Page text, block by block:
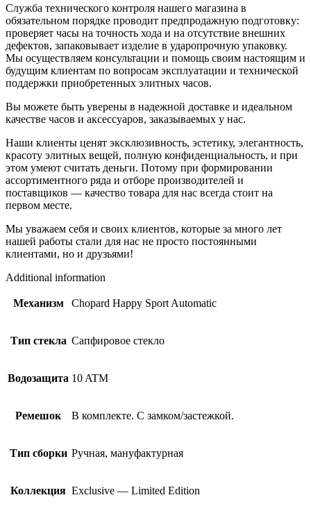
Служба технического контроля нашего магазина в
обязательном порядке проводит предпродажную подготовку:
проверяет часы на точность хода и на отсутствие внешних
дефектов, запаковывает изделие в ударопрочную упаковку.
Мы осуществляем консультации и помощь своим настоящим и
будущим клиентам по вопросам эксплуатации и технической
поддержки приобретенных элитных часов.
Вы можете быть уверены в надежной доставке и идеальном
качестве часов и аксессуаров, заказываемых у нас.
Наши клиенты ценят эксклюзивность, эстетику, элегантность,
красоту элитных вещей, полную конфиденциальность, и при
этом умеют считать деньги. Потому при формировании
ассортиментного ряда и отборе производителей и
поставщиков — качество товара для нас всегда стоит на
первом месте.
Мы уважаем себя и своих клиентов, которые за много лет
нашей работы стали для нас не просто постоянными
клиентами, но и друзьями!
Additional information
Механизм Chopard Happy Sport Automatic
Тип стекла Сапфировое стекло
Водозащита 10 ATM
Ремешок В комплекте. С замком/застежкой.
Тип сборки Ручная, мануфактурная
Коллекция Exclusive — Limited Edition